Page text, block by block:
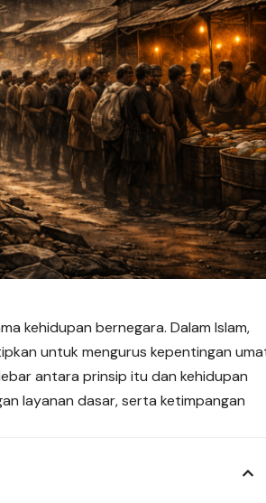
kehidupan bernegara. Dalam Islam,
untuk mengurus kepentingan
antara prinsip itu dan kehidupan
layanan dasar, serta ketimpangan